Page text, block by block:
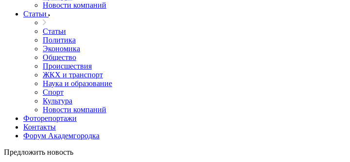
Новости компаний
Статьи
Статьи
Политика
Экономика
Общество
Происшествия
ЖКХ и транспорт
Наука и образование
Спорт
Культура
Новости компаний
Фоторепортажи
Контакты
Форум Академгородка
Предложить новость